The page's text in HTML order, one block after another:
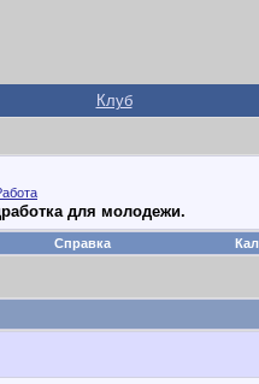
Клуб
для молодежи.
Справка